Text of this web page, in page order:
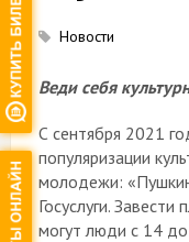
Новости
Веди себя
С сентября 2021
популяризации
молодежи:
Госуслуги. Завести
могут люди с 14